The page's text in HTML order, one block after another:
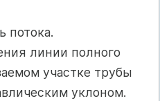
потока.
линии полного
участке трубы
уклоном.